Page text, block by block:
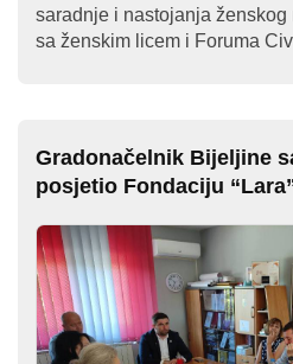
Aktuelnosti
ženskim
licem
Sigurna
kuća
Pravna
saradnje i nastojanja ženskog
sa ženskim licem i Foruma
Gradonačelnik Bijeljine
posjetio Fondaciju